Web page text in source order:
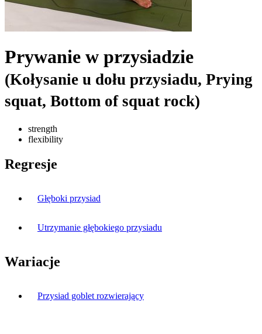
Prywanie w przysiadzie
(Kołysanie u dołu przysiadu, Prying
squat, Bottom of squat rock)
strength
flexibility
Regresje
Głęboki przysiad
Utrzymanie głębokiego przysiadu
Wariacje
Przysiad goblet rozwierający